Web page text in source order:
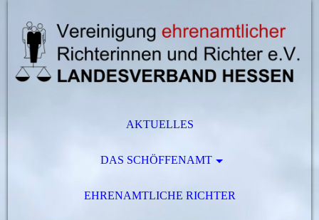
AKTUELLES
DAS SCHÖFFENAMT
EHRENAMTLICHE RICHTER